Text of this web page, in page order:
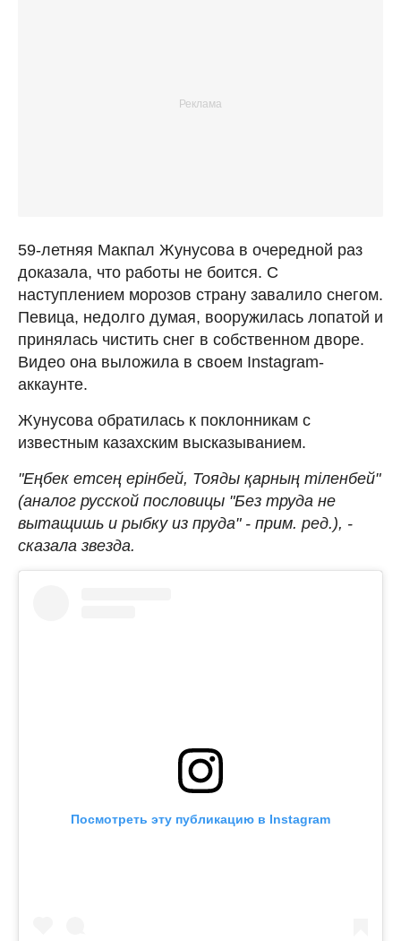
59-летняя Макпал Жунусова в очередной раз
доказала, что работы не боится. С
наступлением морозов страну завалило снегом.
Певица, недолго думая, вооружилась лопатой и
принялась чистить снег в собственном дворе.
Видео она выложила в своем Instagram-
аккаунте.
Жунусова обратилась к поклонникам с
известным казахским высказыванием.
"Еңбек етсең ерінбей, Тояды қарның тіленбей"
(аналог русской пословицы "Без труда не
вытащишь и рыбку из пруда" - прим. ред.), -
сказала звезда.
Посмотреть эту публикацию в Instagram